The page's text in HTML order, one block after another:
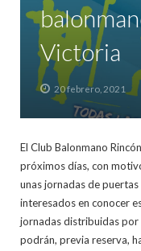
COLABORA
CONTACTO
Victoria
20 febrero, 2021
El Club Balonmano
próximos días, con
unas jornadas de
interesados en conocer
jornadas distribuidas por
podrán, previa reserva,